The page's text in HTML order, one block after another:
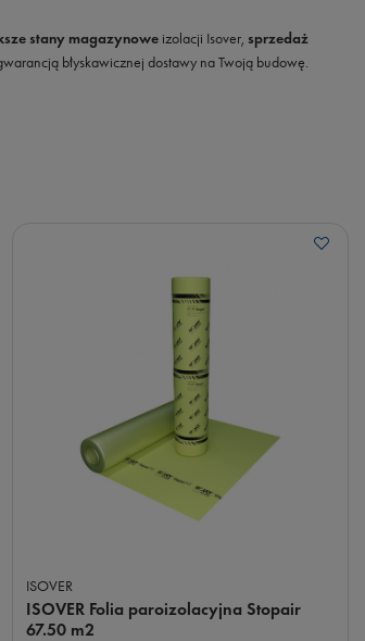
stany magazynowe izolacji Isover, sprzedaż
błyskawicznej dostawy na Twoją budowę.
ISOVER
ISOVER Folia paroizolacyjna Stopair
67.50 m2